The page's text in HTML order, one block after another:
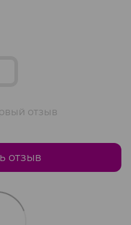
отзыв
отзыв